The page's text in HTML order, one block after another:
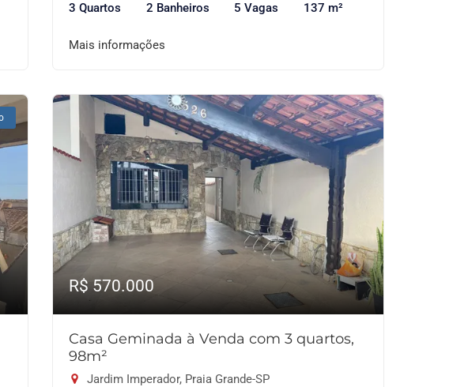
3 Quartos 2 Banheiros 5 Vagas 137 m²
Mais informações
R$ 570.000
Casa Geminada à Venda com 3 quartos,
98m²
Jardim Imperador, Praia Grande-SP